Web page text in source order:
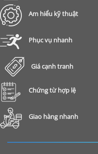
Am hiểu kỹ thuật
Phục vụ nhanh
Giá cạnh tranh
Chứng từ hợp lệ
Giao hàng nhanh